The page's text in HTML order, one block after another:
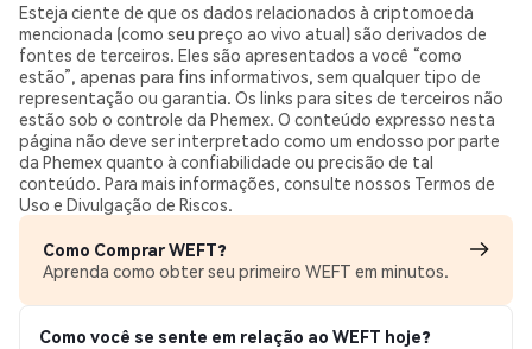
Esteja ciente de que os dados relacionados à criptomoeda
mencionada (como seu preço ao vivo atual) são derivados de
fontes de terceiros. Eles são apresentados a você “como
estão”, apenas para fins informativos, sem qualquer tipo de
representação ou garantia. Os links para sites de terceiros não
estão sob o controle da Phemex. O conteúdo expresso nesta
página não deve ser interpretado como um endosso por parte
da Phemex quanto à confiabilidade ou precisão de tal
conteúdo. Para mais informações, consulte nossos Termos de
Uso e Divulgação de Riscos.
Como Comprar WEFT?
Aprenda como obter seu primeiro WEFT em minutos.
Como você se sente em relação ao WEFT hoje?